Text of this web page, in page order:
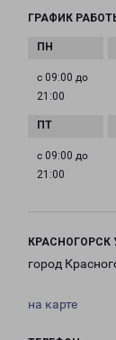
ГРАФИК
с 09:00 до
21:00
с 09:00 до
21:00
КРАСНОГОРСК
город
на карте